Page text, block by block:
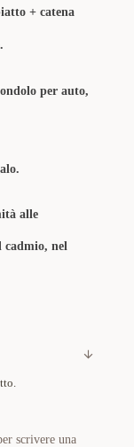
+ catena
.
per auto,
alle
nel
scrivere una